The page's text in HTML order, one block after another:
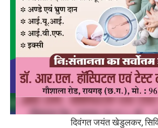
दिवंगत जयंत खेडुलकर, सिविल